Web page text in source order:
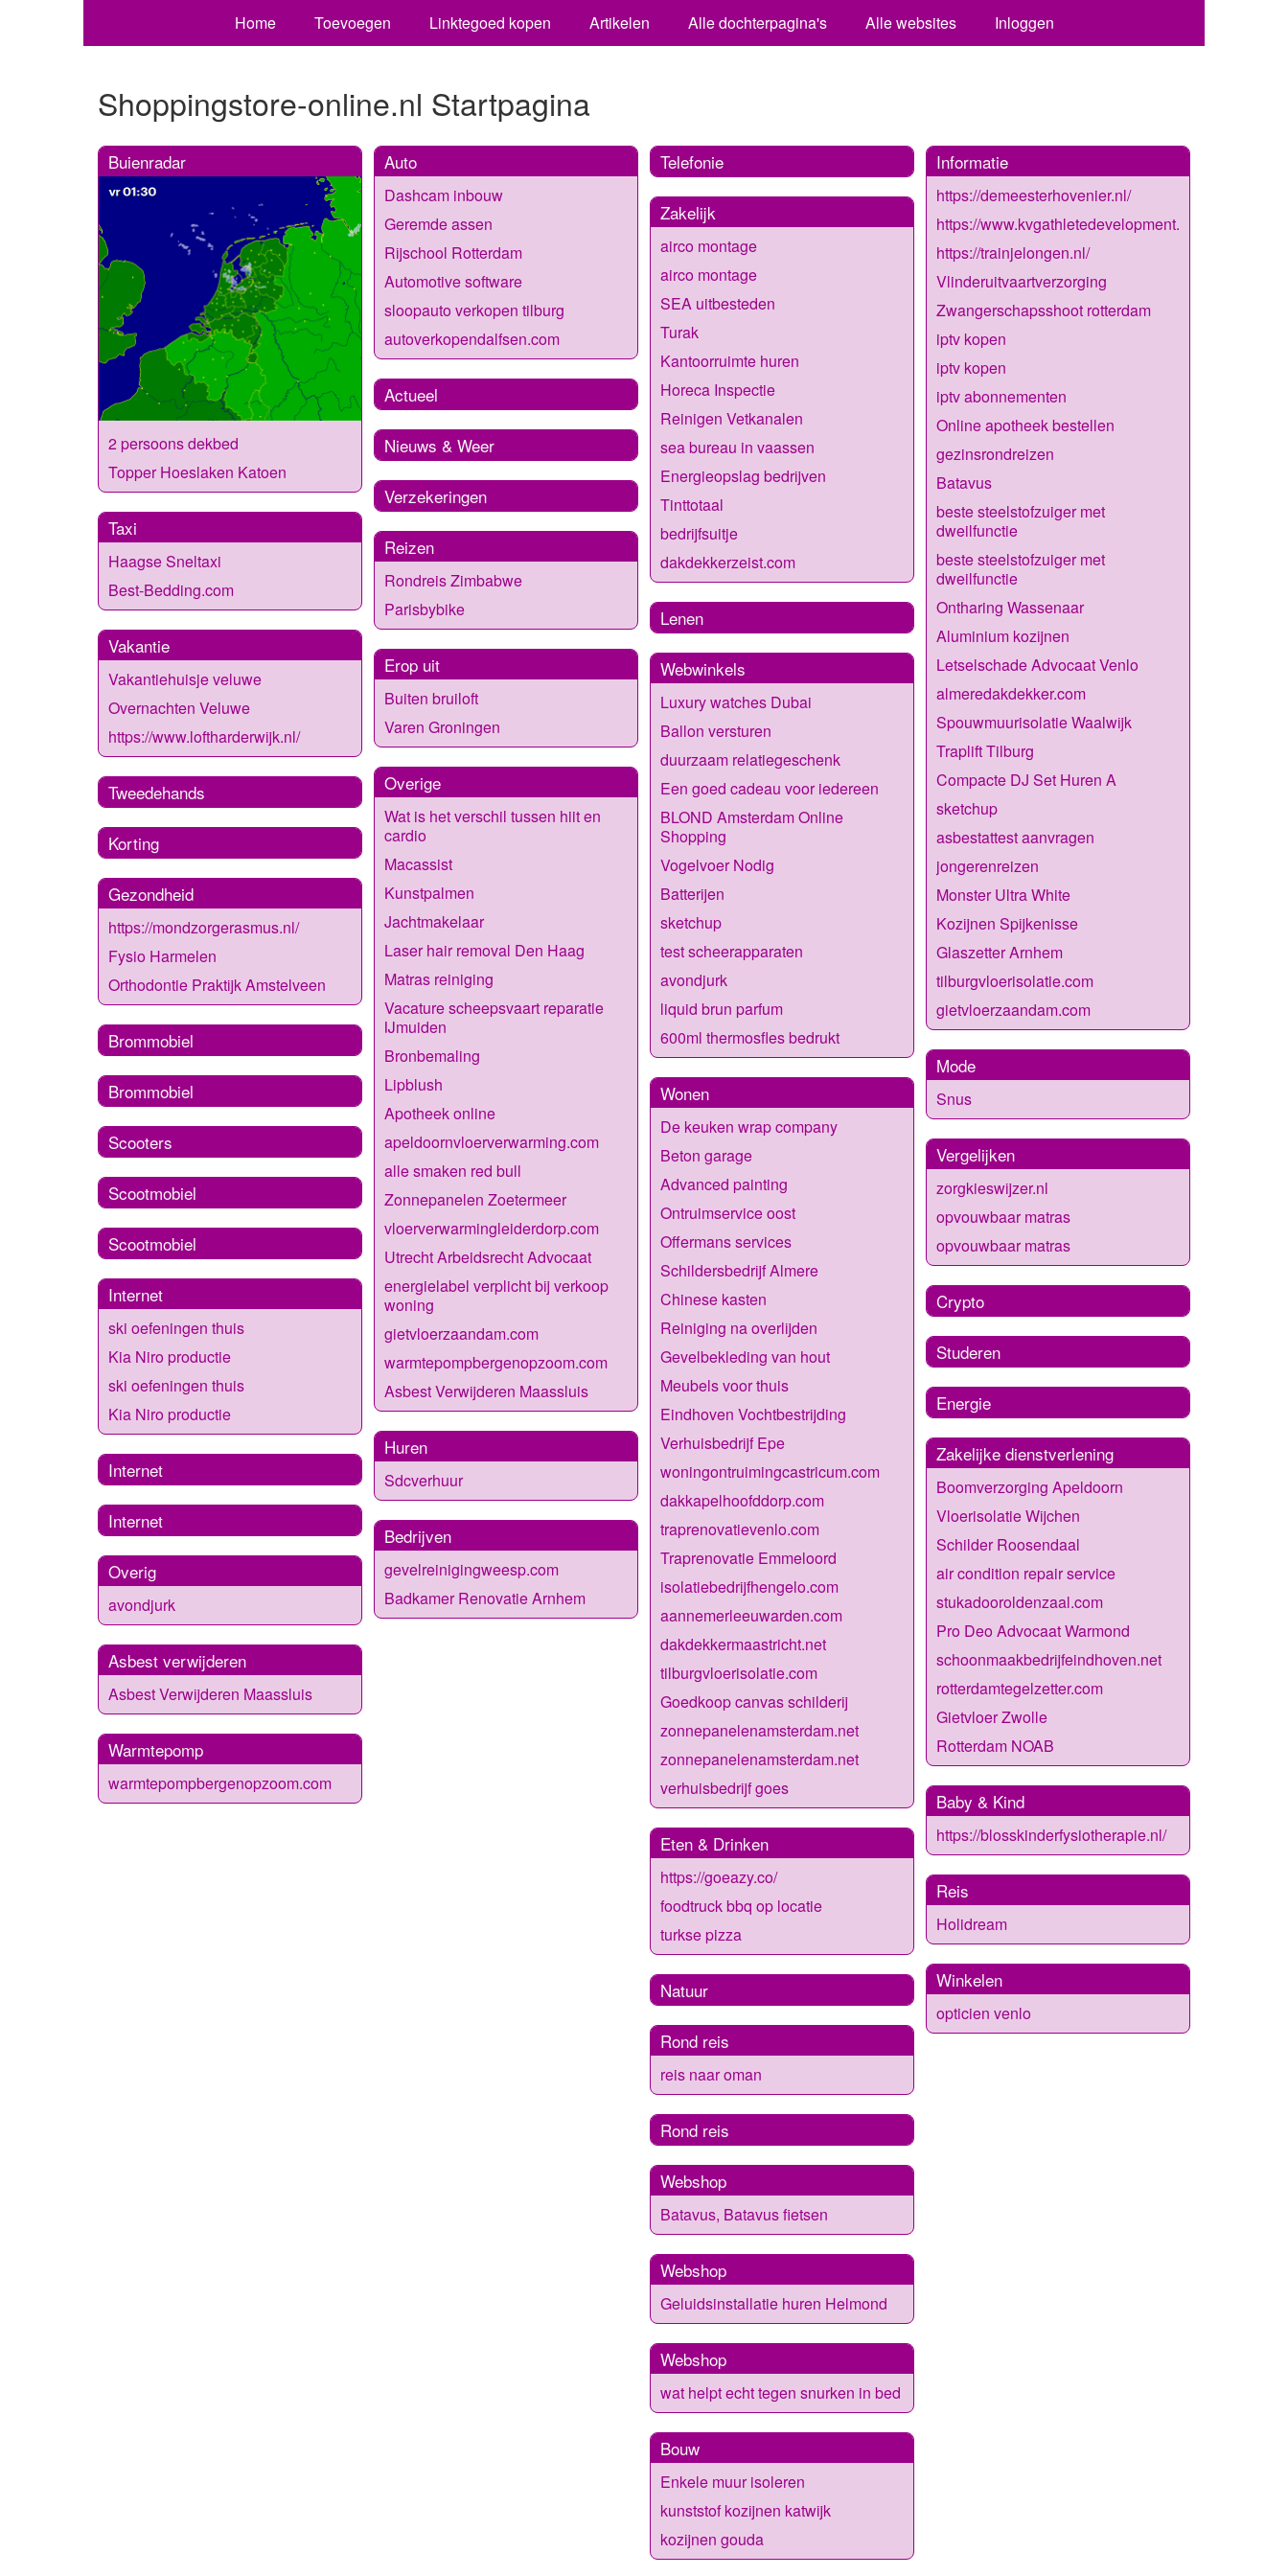
Home Toevoegen Linktegoed kopen Artikelen Alle dochterpagina's Alle websites Inloggen
Shoppingstore-online.nl Startpagina
Buienradar
2 persoons dekbed
Topper Hoeslaken Katoen
Taxi
Haagse Sneltaxi
Best-Bedding.com
Vakantie
Vakantiehuisje veluwe
Overnachten Veluwe
https://www.loftharderwijk.nl/
Tweedehands
Korting
Gezondheid
https://mondzorgerasmus.nl/
Fysio Harmelen
Orthodontie Praktijk Amstelveen
Brommobiel
Brommobiel
Scooters
Scootmobiel
Scootmobiel
Internet
ski oefeningen thuis
Kia Niro productie
ski oefeningen thuis
Kia Niro productie
Internet
Internet
Overig
avondjurk
Asbest verwijderen
Asbest Verwijderen Maassluis
Warmtepomp
warmtepompbergenopzoom.com
Auto
Dashcam inbouw
Geremde assen
Rijschool Rotterdam
Automotive software
sloopauto verkopen tilburg
autoverkopendalfsen.com
Actueel
Nieuws & Weer
Verzekeringen
Reizen
Rondreis Zimbabwe
Parisbybike
Erop uit
Buiten bruiloft
Varen Groningen
Overige
Wat is het verschil tussen hiit en
cardio
Macassist
Kunstpalmen
Jachtmakelaar
Laser hair removal Den Haag
Matras reiniging
Vacature scheepsvaart reparatie
IJmuiden
Bronbemaling
Lipblush
Apotheek online
apeldoornvloerverwarming.com
alle smaken red bull
Zonnepanelen Zoetermeer
vloerverwarmingleiderdorp.com
Utrecht Arbeidsrecht Advocaat
energielabel verplicht bij verkoop
woning
gietvloerzaandam.com
warmtepompbergenopzoom.com
Asbest Verwijderen Maassluis
Huren
Sdcverhuur
Bedrijven
gevelreinigingweesp.com
Badkamer Renovatie Arnhem
Telefonie
Zakelijk
airco montage
airco montage
SEA uitbesteden
Turak
Kantoorruimte huren
Horeca Inspectie
Reinigen Vetkanalen
sea bureau in vaassen
Energieopslag bedrijven
Tinttotaal
bedrijfsuitje
dakdekkerzeist.com
Lenen
Webwinkels
Luxury watches Dubai
Ballon versturen
duurzaam relatiegeschenk
Een goed cadeau voor iedereen
BLOND Amsterdam Online
Shopping
Vogelvoer Nodig
Batterijen
sketchup
test scheerapparaten
avondjurk
liquid brun parfum
600ml thermosfles bedrukt
Wonen
De keuken wrap company
Beton garage
Advanced painting
Ontruimservice oost
Offermans services
Schildersbedrijf Almere
Chinese kasten
Reiniging na overlijden
Gevelbekleding van hout
Meubels voor thuis
Eindhoven Vochtbestrijding
Verhuisbedrijf Epe
woningontruimingcastricum.com
dakkapelhoofddorp.com
traprenovatievenlo.com
Traprenovatie Emmeloord
isolatiebedrijfhengelo.com
aannemerleeuwarden.com
dakdekkermaastricht.net
tilburgvloerisolatie.com
Goedkoop canvas schilderij
zonnepanelenamsterdam.net
zonnepanelenamsterdam.net
verhuisbedrijf goes
Eten & Drinken
https://goeazy.co/
foodtruck bbq op locatie
turkse pizza
Natuur
Rond reis
reis naar oman
Rond reis
Webshop
Batavus, Batavus fietsen
Webshop
Geluidsinstallatie huren Helmond
Webshop
wat helpt echt tegen snurken in bed
Bouw
Enkele muur isoleren
kunststof kozijnen katwijk
kozijnen gouda
Informatie
https://demeesterhovenier.nl/
https://www.kvgathletedevelopment.nl/
https://trainjelongen.nl/
Vlinderuitvaartverzorging
Zwangerschapsshoot rotterdam
iptv kopen
iptv kopen
iptv abonnementen
Online apotheek bestellen
gezinsrondreizen
Batavus
beste steelstofzuiger met
dweilfunctie
beste steelstofzuiger met
dweilfunctie
Ontharing Wassenaar
Aluminium kozijnen
Letselschade Advocaat Venlo
almeredakdekker.com
Spouwmuurisolatie Waalwijk
Traplift Tilburg
Compacte DJ Set Huren A
sketchup
asbestattest aanvragen
jongerenreizen
Monster Ultra White
Kozijnen Spijkenisse
Glaszetter Arnhem
tilburgvloerisolatie.com
gietvloerzaandam.com
Mode
Snus
Vergelijken
zorgkieswijzer.nl
opvouwbaar matras
opvouwbaar matras
Crypto
Studeren
Energie
Zakelijke dienstverlening
Boomverzorging Apeldoorn
Vloerisolatie Wijchen
Schilder Roosendaal
air condition repair service
stukadooroldenzaal.com
Pro Deo Advocaat Warmond
schoonmaakbedrijfeindhoven.net
rotterdamtegelzetter.com
Gietvloer Zwolle
Rotterdam NOAB
Baby & Kind
https://blosskinderfysiotherapie.nl/
Reis
Holidream
Winkelen
opticien venlo